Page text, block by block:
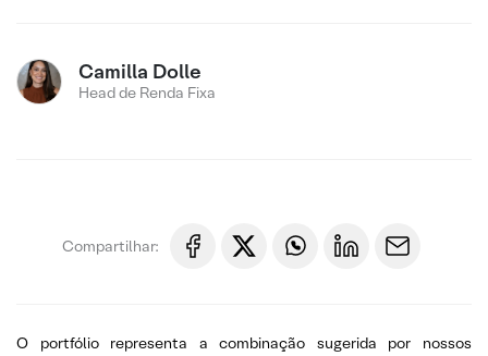
Camilla Dolle
Head de Renda Fixa
Compartilhar:
O portfólio representa a combinação sugerida por nossos